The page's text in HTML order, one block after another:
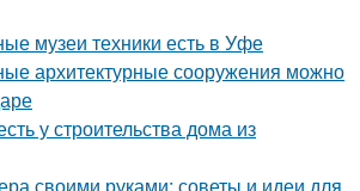
музеи техники есть в Уфе
архитектурные сооружения можно
у строительства дома из
своими руками: советы и идеи для